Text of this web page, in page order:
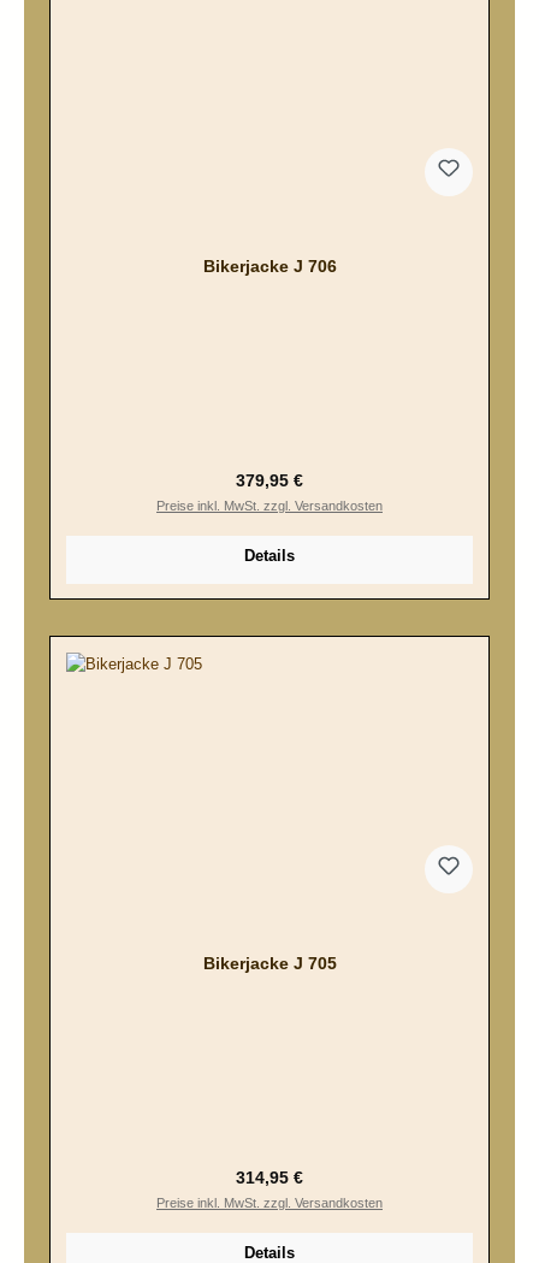
Bikerjacke J 706
Regulärer Preis:
379,95 €
Preise inkl. MwSt. zzgl. Versandkosten
Details
Bikerjacke J 705
Regulärer Preis:
314,95 €
Preise inkl. MwSt. zzgl. Versandkosten
Details